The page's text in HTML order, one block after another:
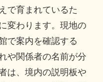
で育まれているた
変わります。現地の
で案内を確認する
や関係者の名前が分
は、境内の説明板や